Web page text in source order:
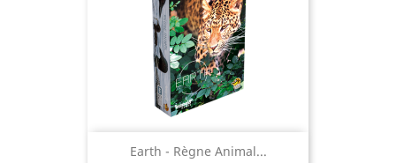
Earth - Règne Animal...